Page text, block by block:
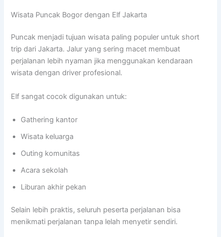
Wisata Puncak Bogor dengan Elf Jakarta
Puncak menjadi tujuan wisata paling populer untuk short
trip dari Jakarta. Jalur yang sering macet membuat
perjalanan lebih nyaman jika menggunakan kendaraan
wisata dengan driver profesional.
Elf sangat cocok digunakan untuk:
Gathering kantor
Wisata keluarga
Outing komunitas
Acara sekolah
Liburan akhir pekan
Selain lebih praktis, seluruh peserta perjalanan bisa
menikmati perjalanan tanpa lelah menyetir sendiri.